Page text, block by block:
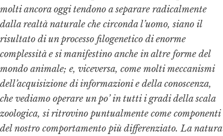
molti ancora oggi tendono a separare radicalmente
dalla realtà naturale che circonda l’uomo, siano il
risultato di un processo filogenetico di enorme
complessità e si manifestino anche in altre forme del
mondo animale; e, viceversa, come molti meccanismi
dell’acquisizione di informazioni e della conoscenza,
che vediamo operare un po’ in tutti i gradi della scala
zoologica, si ritrovino puntualmente come componenti
del nostro comportamento più differenziato. La natura